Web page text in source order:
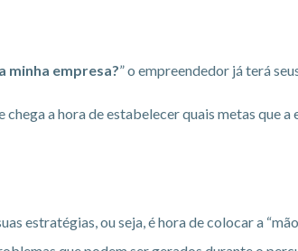
minha empresa?” o empreendedor já terá
a hora de estabelecer quais metas que
estratégias, ou seja, é hora de colocar a “mão